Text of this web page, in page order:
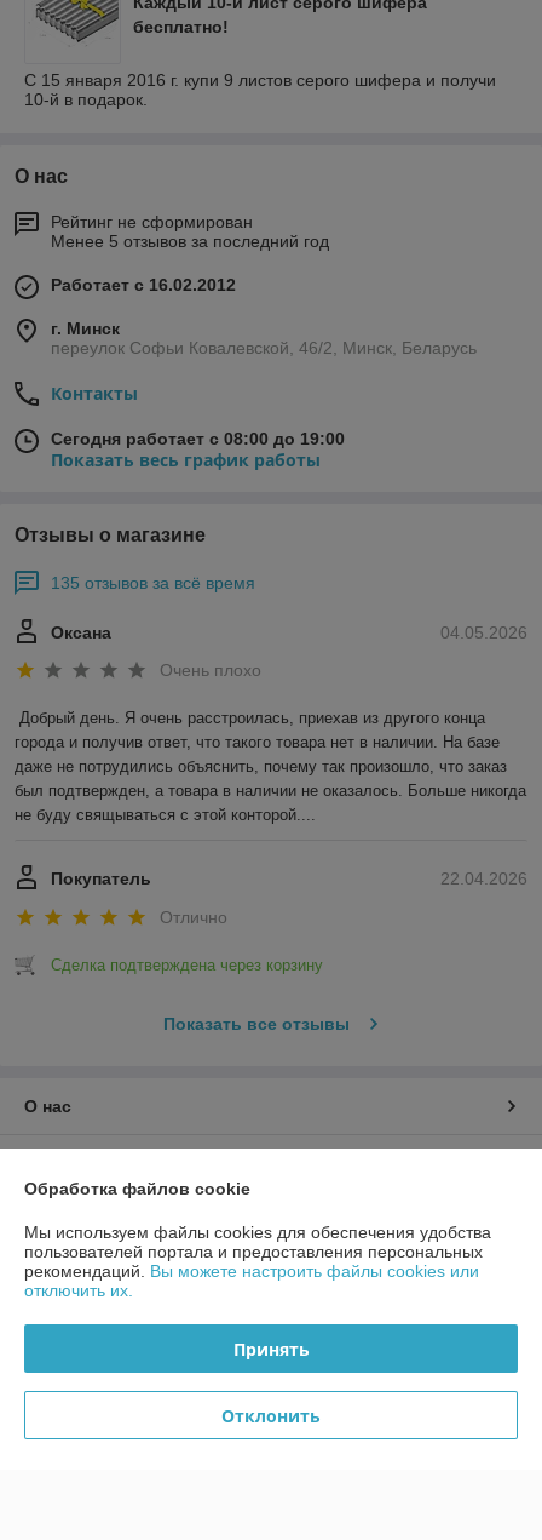
бесплатно!
С 15 января 2016 г. купи 9 листов серого шифера и получи
10-й в подарок.
О нас
Рейтинг не сформирован
Менее 5 отзывов за последний год
Работает с 16.02.2012
г. Минск
переулок Софьи Ковалевской, 46/2, Минск, Беларусь
Контакты
Сегодня работает с 08:00 до 19:00
Показать весь график работы
Отзывы о магазине
135 отзывов за всё время
04.05.2026
Оксана
Очень плохо
Добрый день. Я очень расстроилась, приехав из другого конца
города и получив ответ, что такого товара нет в наличии. На базе
даже не потрудились объяснить, почему так произошло, что заказ
был подтвержден, а товара в наличии не оказалось. Больше никогда
не буду свящываться с этой конторой....
22.04.2026
Покупатель
Отлично
Сделка подтверждена через корзину
Показать все отзывы
О нас
График работы
Полная версия сайта
Политика обработки cookies
Обработка файлов cookie
Мы используем файлы cookies для обеспечения удобства
пользователей портала и предоставления персональных
рекомендаций. Вы можете настроить файлы cookies или
отключить их.
Принять
Отклонить